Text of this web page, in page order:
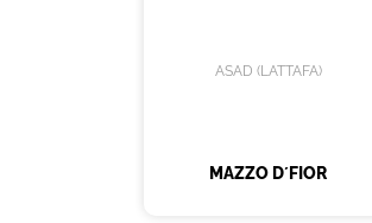
ASAD (LATTAFA)
MAZZO D´FIOR